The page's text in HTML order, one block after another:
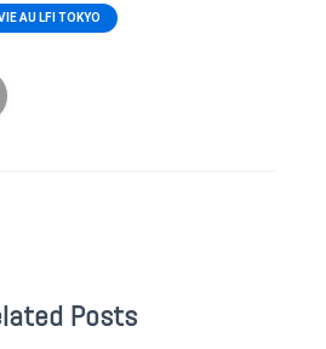
AU LFI TOKYO
Posts